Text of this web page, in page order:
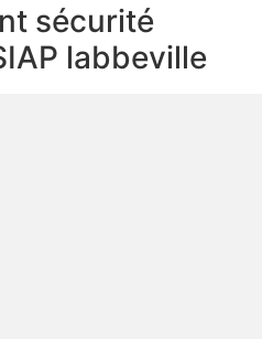
sécurité
labbeville